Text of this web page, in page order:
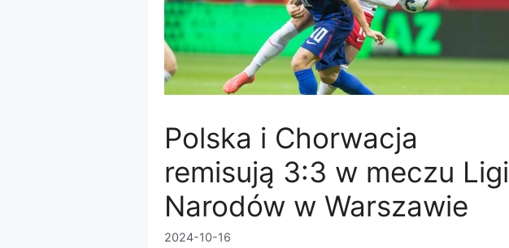
Polska i Chorwacja
remisują 3:3 w meczu Ligi
Narodów w Warszawie
2024-10-16